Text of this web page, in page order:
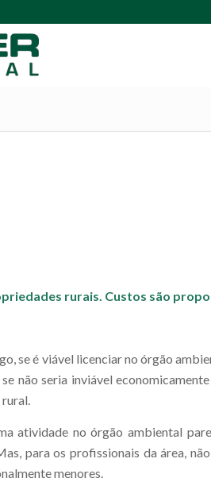
rurais. Custos são
se é viável licenciar no órgão
não seria inviável
atividade no órgão ambiental
para os profissionais da área,
menores.